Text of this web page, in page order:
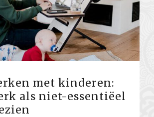
met kinderen:
als niet-essentiëel